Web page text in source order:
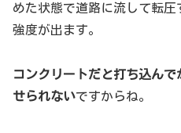
めた状態で道路に流して転
強度が出ます。
コンクリートだと打ち込ん
せられないですからね。